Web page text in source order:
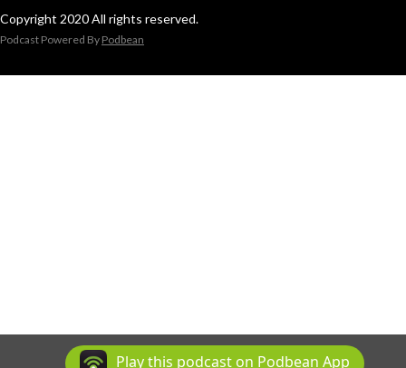
Copyright 2020 All rights reserved.
Podcast Powered By Podbean
Play this podcast on Podbean App